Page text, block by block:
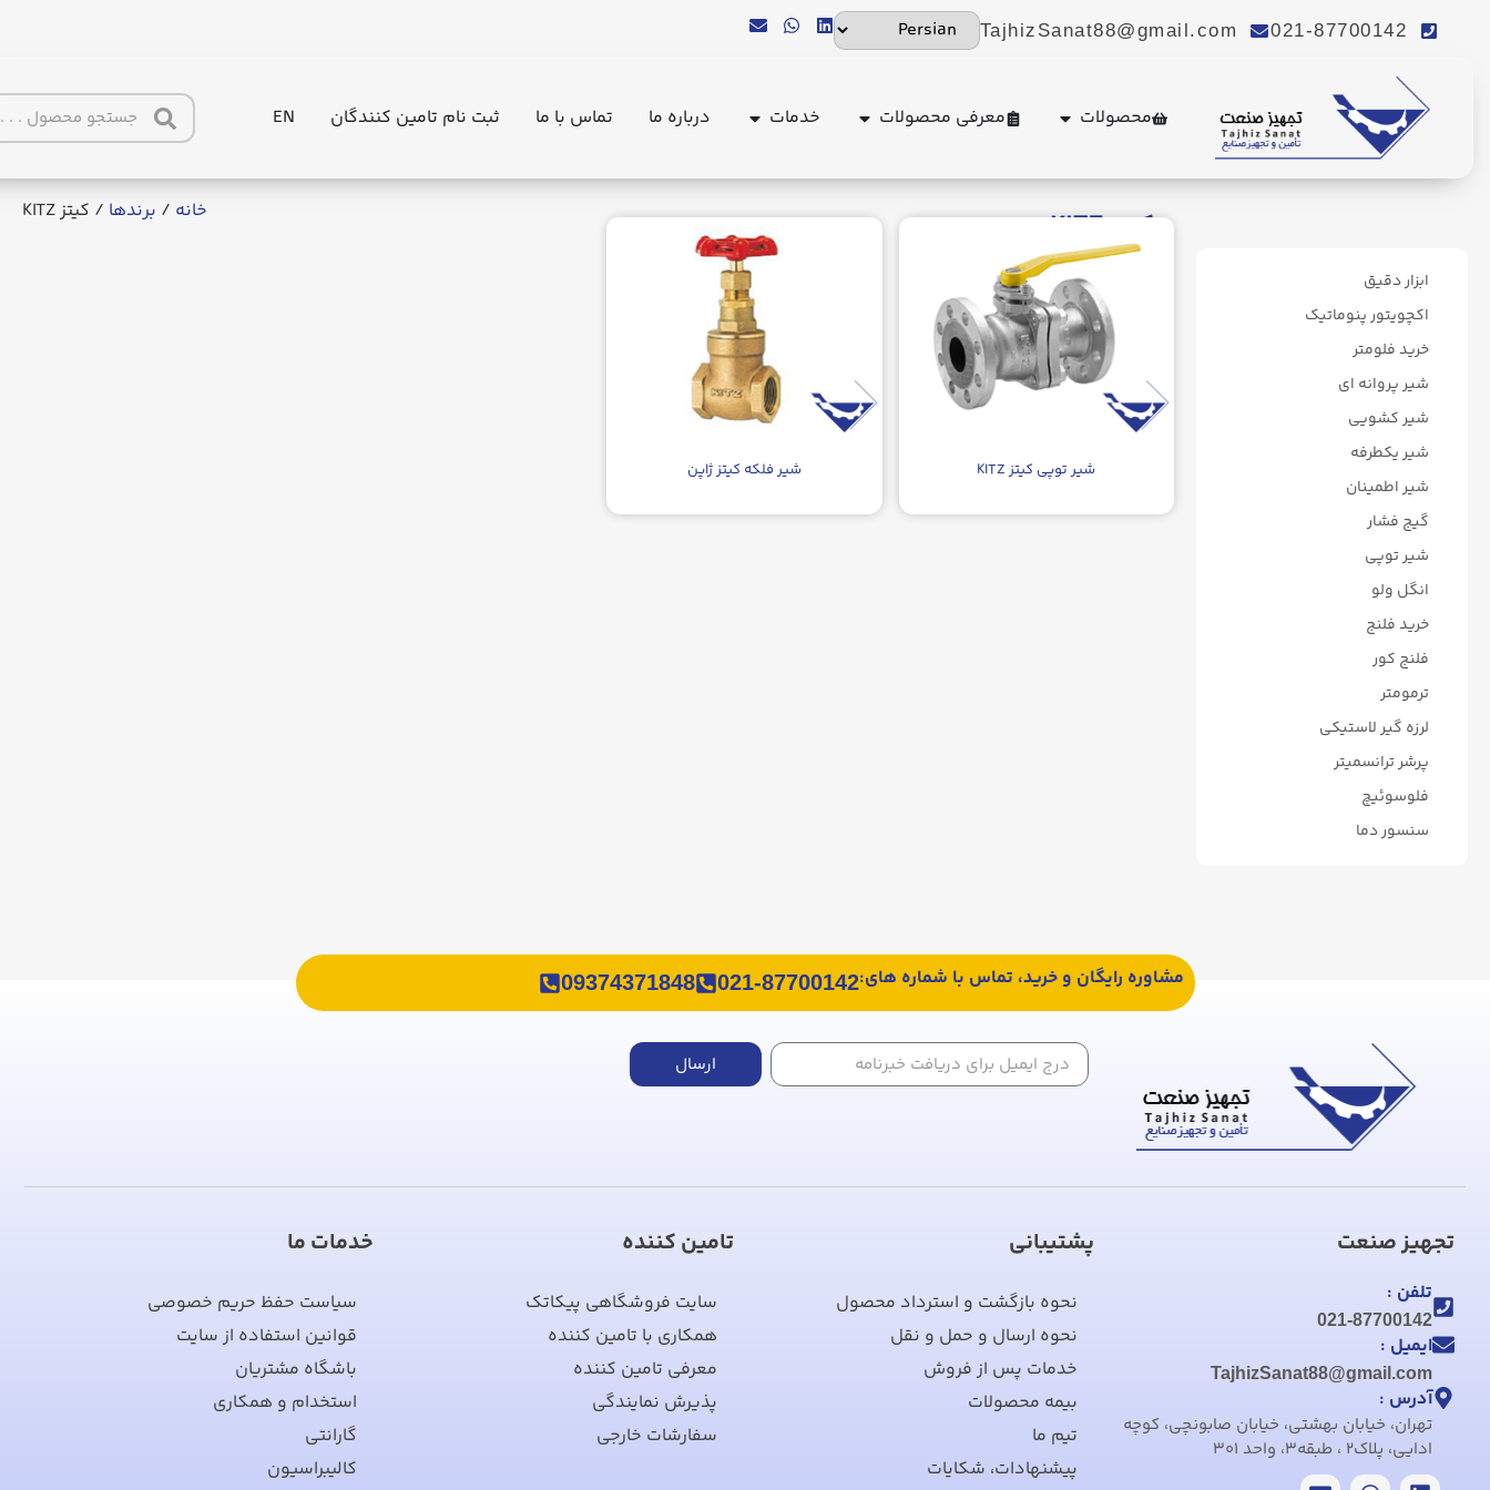
021-87700142
TajhizSanat88@gmail.com
محصولات معرفی محصولات خدمات درباره ما تماس با ما ثبت نام تامین کنندگان EN
ابزار دقیق
اکچویتور پنوماتیک
خرید فلومتر
شیر پروانه ای
شیر کشویی
شیر یکطرفه
شیر اطمینان
گیج فشار
شیر توپی
انگل ولو
خرید فلنج
فلنج کور
ترمومتر
لرزه گیر لاستیکی
پرشر ترانسمیتر
فلوسوئیچ
سنسور دما
کیتز KITZ خانه / برندها / کیتز KITZ
شیر توپی کیتز KITZ شير فلكه كيتز ژاپن
مشاوره رایگان و خرید، تماس با شماره های:021-87700142
09374371848
ارسال
تجهیز صنعت
تلفن :
021-87700142
ایمیل :
TajhizSanat88@gmail.com
آدرس :
تهران، خیابان بهشتی، خیابان صابونچی، کوچه
ادایی، پلاک2 ، طبقه3، واحد 301
پشتیبانی
نحوه بازگشت و استرداد محصول
نحوه ارسال و حمل و نقل
خدمات پس از فروش
بیمه محصولات
تیم ما
پیشنهادات، شکایات
تامین کننده
سایت فروشگاهی پیکاتک
همکاری با تامین کننده
معرفی تامین کننده
پذیرش نمایندگی
سفارشات خارجی
خدمات ما
سیاست حفظ حریم خصوصی
قوانین استفاده از سایت
باشگاه مشتریان
استخدام و همکاری
گارانتی
کالیبراسیون